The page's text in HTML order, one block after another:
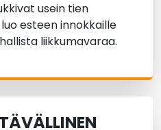
usein tien
esteen innokkaille
liikkumavaraa.